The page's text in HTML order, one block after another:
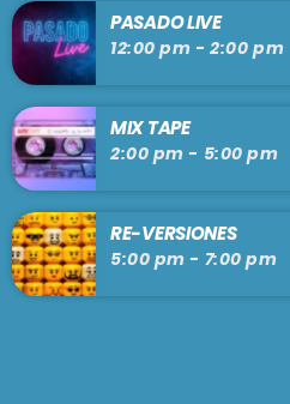
PASADO LIVE
12:00 pm - 2:00 pm
MIX TAPE
2:00 pm - 5:00 pm
RE-VERSIONES
5:00 pm - 7:00 pm